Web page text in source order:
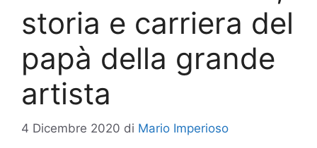
storia e carriera del
papà della grande
artista
4 Dicembre 2020 di Mario Imperioso